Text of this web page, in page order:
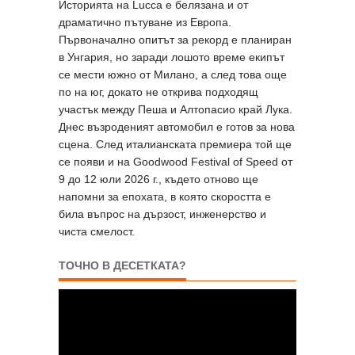
Историята на Lucca е белязана и от
драматично пътуване из Европа.
Първоначално опитът за рекорд е планиран
в Унгария, но заради лошото време екипът
се мести южно от Милано, а след това още
по на юг, докато не открива подходящ
участък между Пеша и Алтопасио край Лука.
Днес възроденият автомобил е готов за нова
сцена. След италианската премиера той ще
се появи и на Goodwood Festival of Speed от
9 до 12 юли 2026 г., където отново ще
напомни за епохата, в която скоростта е
била въпрос на дързост, инженерство и
чиста смелост.
ТОЧНО В ДЕСЕТКАТА?